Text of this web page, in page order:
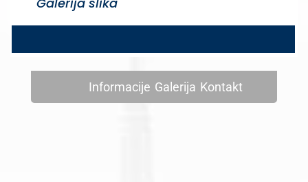
Informacije Galerija Kontakt